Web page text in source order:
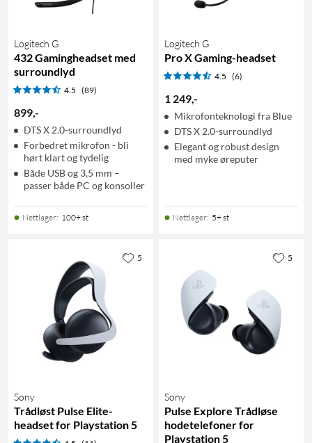
Logitech G
432 Gamingheadset med
surroundlyd
4.5 (89)
899,-
DTS X 2.0-surroundlyd
Forbedret mikrofon - bli
hørt klart og tydelig
Både USB og 3,5 mm –
passer både PC og konsoller
Nettlager: 100+ st
Logitech G
Pro X Gaming-headset
4.5 (6)
1 249,-
Mikrofonteknologi fra Blue
DTS X 2.0-surroundlyd
Elegant og robust design
med myke øreputer
Nettlager: 5+ st
Sony
Trådløst Pulse Elite-
headset for Playstation 5
5
Sony
Pulse Explore Trådløse
hodetelefoner for
Playstation 5
5